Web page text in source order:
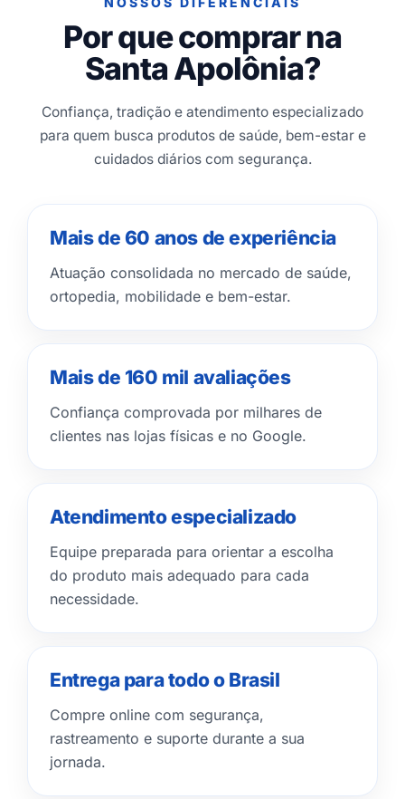
Por que comprar na
Santa Apolônia?
Confiança, tradição e atendimento especializado
para quem busca produtos de saúde, bem-estar e
cuidados diários com segurança.
Mais de 60 anos de experiência
Atuação consolidada no mercado de saúde,
ortopedia, mobilidade e bem-estar.
Mais de 160 mil avaliações
Confiança comprovada por milhares de
clientes nas lojas físicas e no Google.
Atendimento especializado
Equipe preparada para orientar a escolha
do produto mais adequado para cada
necessidade.
Entrega para todo o Brasil
Compre online com segurança,
rastreamento e suporte durante a sua
jornada.